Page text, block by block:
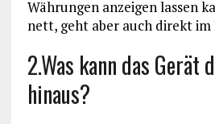
Währungen anzeigen lassen
nett, geht aber auch direkt
2.Was kann das Gerät
hinaus?